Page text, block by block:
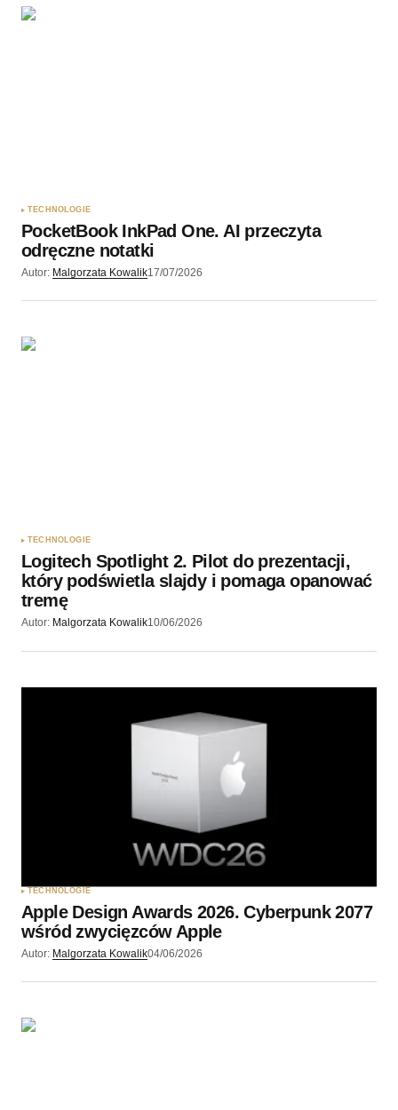
Wyślij komentarz
TECHNOLOGIE
PocketBook InkPad One. AI przeczyta
odręczne notatki
Autor: Malgorzata Kowalik17/07/2026
TECHNOLOGIE
Logitech Spotlight 2. Pilot do prezentacji,
który podświetla slajdy i pomaga opanować
tremę
Autor: Malgorzata Kowalik10/06/2026
TECHNOLOGIE
Apple Design Awards 2026. Cyberpunk 2077
wśród zwycięzców Apple
Autor: Malgorzata Kowalik04/06/2026